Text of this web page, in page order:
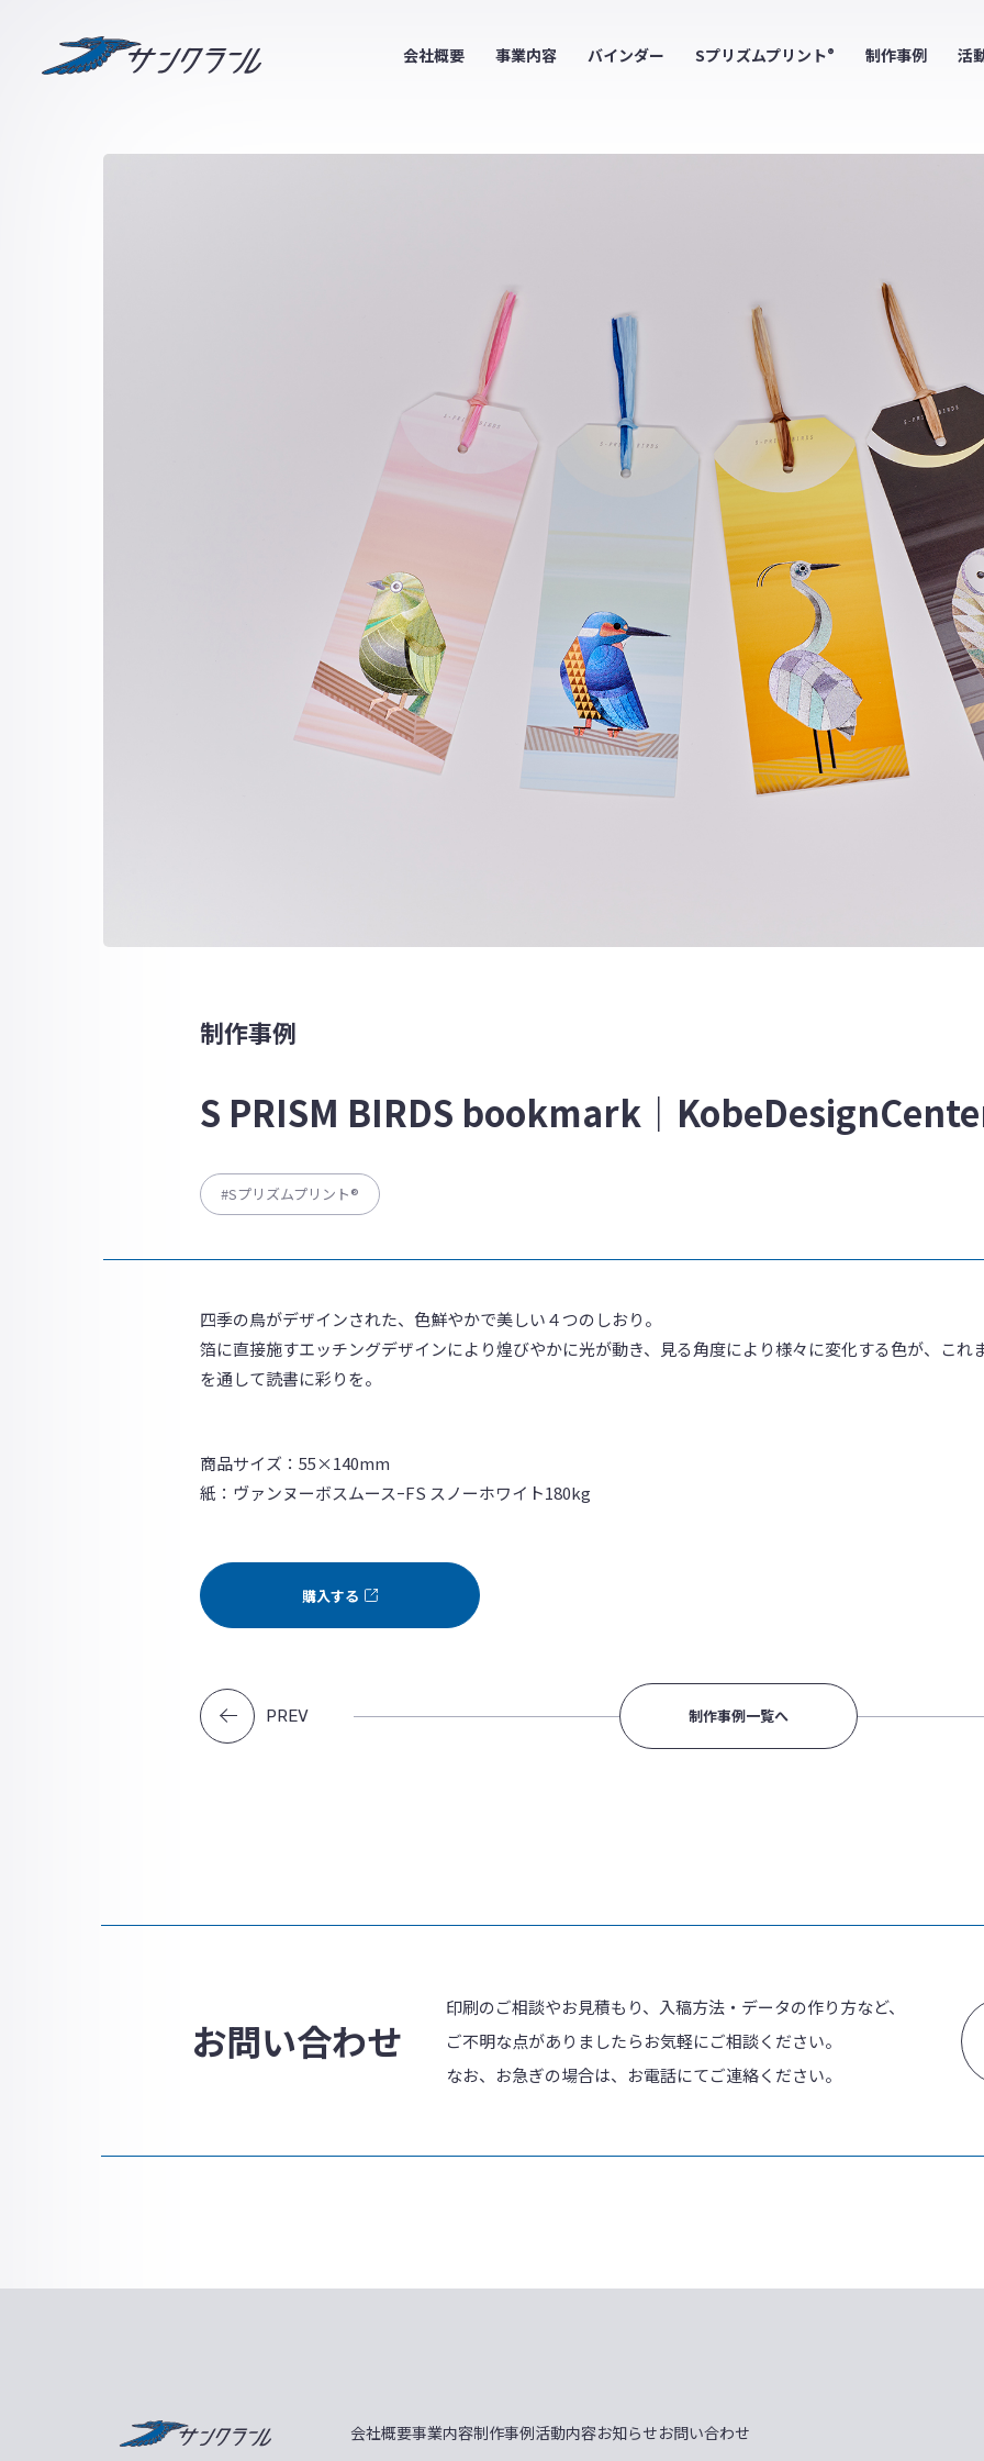
会社概要 事業内容 バインダー Sプリズムプリント® 制作事例 活
制作事例
S PRISM BIRDS bookmark｜
#Sプリズムプリント®
四季の鳥がデザインされた、色鮮やかで美しい４つのしおり。
箔に直接施すエッチングデザインにより煌びやかに光が動き、見る角度により様々に変化する色が、これ
を通して読書に彩りを。
商品サイズ：55×140mm
紙：ヴァンヌーボスムースｰFS スノーホワイト180kg
購入する
PREV 制作事例一覧へ
お問い合わせ
印刷のご相談やお見積もり、入稿方法・データの作り方など、
ご不明な点がありましたらお気軽にご相談ください。
なお、お急ぎの場合は、お電話にてご連絡ください。
サンクラール
会社概要事業内容制作事例活動内容お知らせお問い合わせ